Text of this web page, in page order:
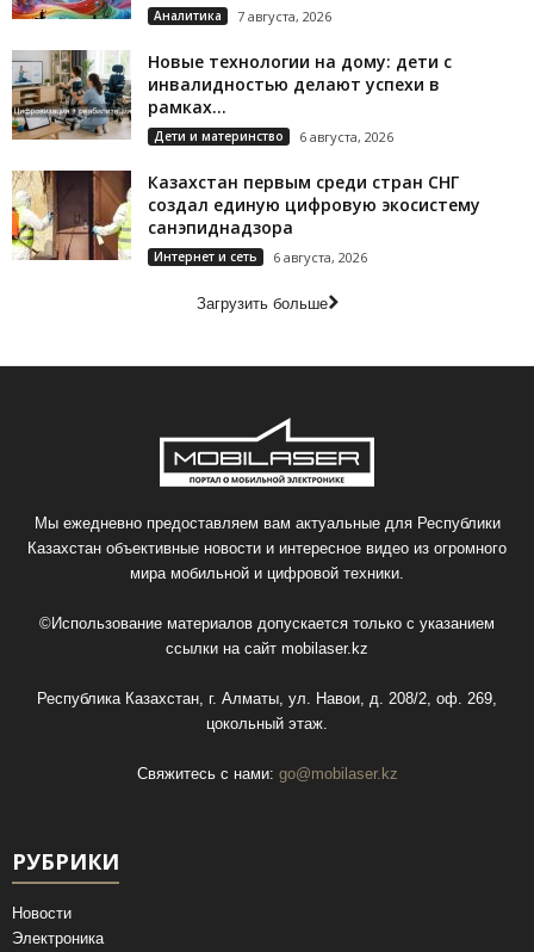
Аналитика 7 августа, 2026
Новые технологии на дому: дети с
инвалидностью делают успехи в
рамках...
Дети и материнство 6 августа, 2026
Казахстан первым среди стран СНГ
создал единую цифровую экосистему
санэпиднадзора
Интернет и сеть 6 августа, 2026
Загрузить больше
Мы ежедневно предоставляем вам актуальные для Республики
Казахстан объективные новости и интересное видео из огромного
мира мобильной и цифровой техники.
©Использование материалов допускается только с указанием
ссылки на сайт mobilaser.kz
Республика Казахстан, г. Алматы, ул. Навои, д. 208/2, оф. 269,
цокольный этаж.
Свяжитесь с нами: go@mobilaser.kz
РУБРИКИ
Новости
Электроника